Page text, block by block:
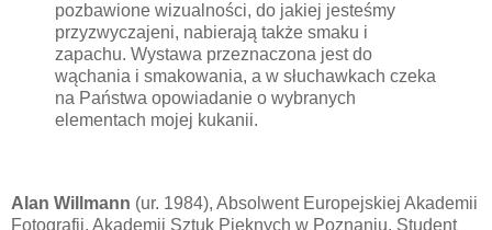
pozbawione wizualności, do jakiej jesteśmy
przyzwyczajeni, nabierają także smaku i
zapachu. Wystawa przeznaczona jest do
wąchania i smakowania, a w słuchawkach czeka
na Państwa opowiadanie o wybranych
elementach mojej kukanii.
Alan Willmann (ur. 1984), Absolwent Europejskiej Akademii
Fotografii, Akademii Sztuk Pięknych w Poznaniu, Student